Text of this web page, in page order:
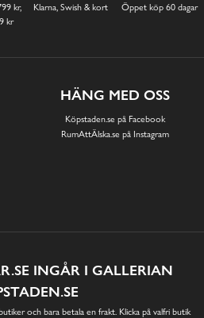
kr,
kr
Klarna, Swish & kort Öppet köp 60 dagar
HÄNG MED OSS
Köpstaden.se på Facebook
RumAttÄlska.se på Instagram
INGÅR I GALLERIAN
och bara betala en frakt. Klicka på valfri butik